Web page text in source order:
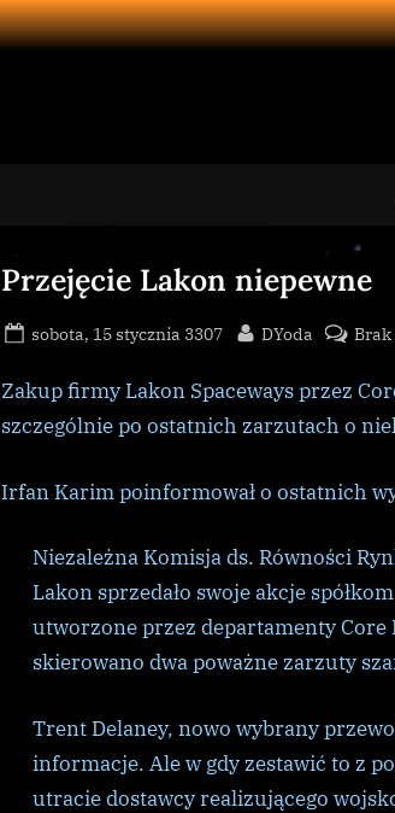
Przejęcie Lakon niepewne
Posted
sobota, 15 stycznia 3307 By
DYoda
Zakup firmy Lakon Spaceways przez
szczególnie po ostatnich zarzutach o
Irfan Karim poinformował o ostatnich
Niezależna Komisja ds. Równości
Lakon sprzedało swoje akcje
utworzone przez departamenty
skierowano dwa poważne zarzuty
Trent Delaney, nowo wybrany
informacje. Ale w gdy zestawić to z
utracie dostawcy realizującego